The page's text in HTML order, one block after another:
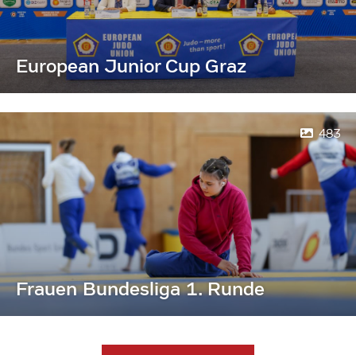
European Junior Cup Graz
483
Frauen Bundesliga 1. Runde